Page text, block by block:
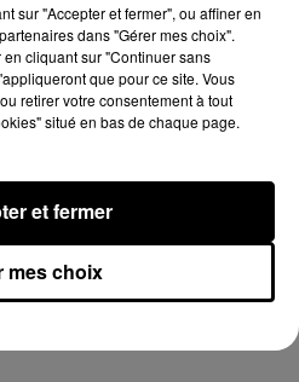
et Keblack dévoilent une
film, bientôt une docu-série sur
de Michael Jackson
sur "Accepter et fermer", ou affiner en
dans "Gérer mes choix".
cliquant sur "Continuer sans
que pour ce site. Vous
retirer votre consentement à tout
situé en bas de chaque page.
mes choix
et fermer